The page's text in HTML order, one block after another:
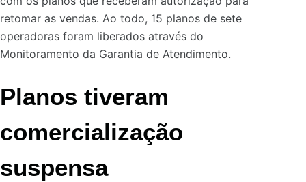
retomar as vendas. Ao todo, 15 planos de sete
operadoras foram liberados através do
Monitoramento da Garantia de Atendimento.
Planos tiveram
comercialização
suspensa